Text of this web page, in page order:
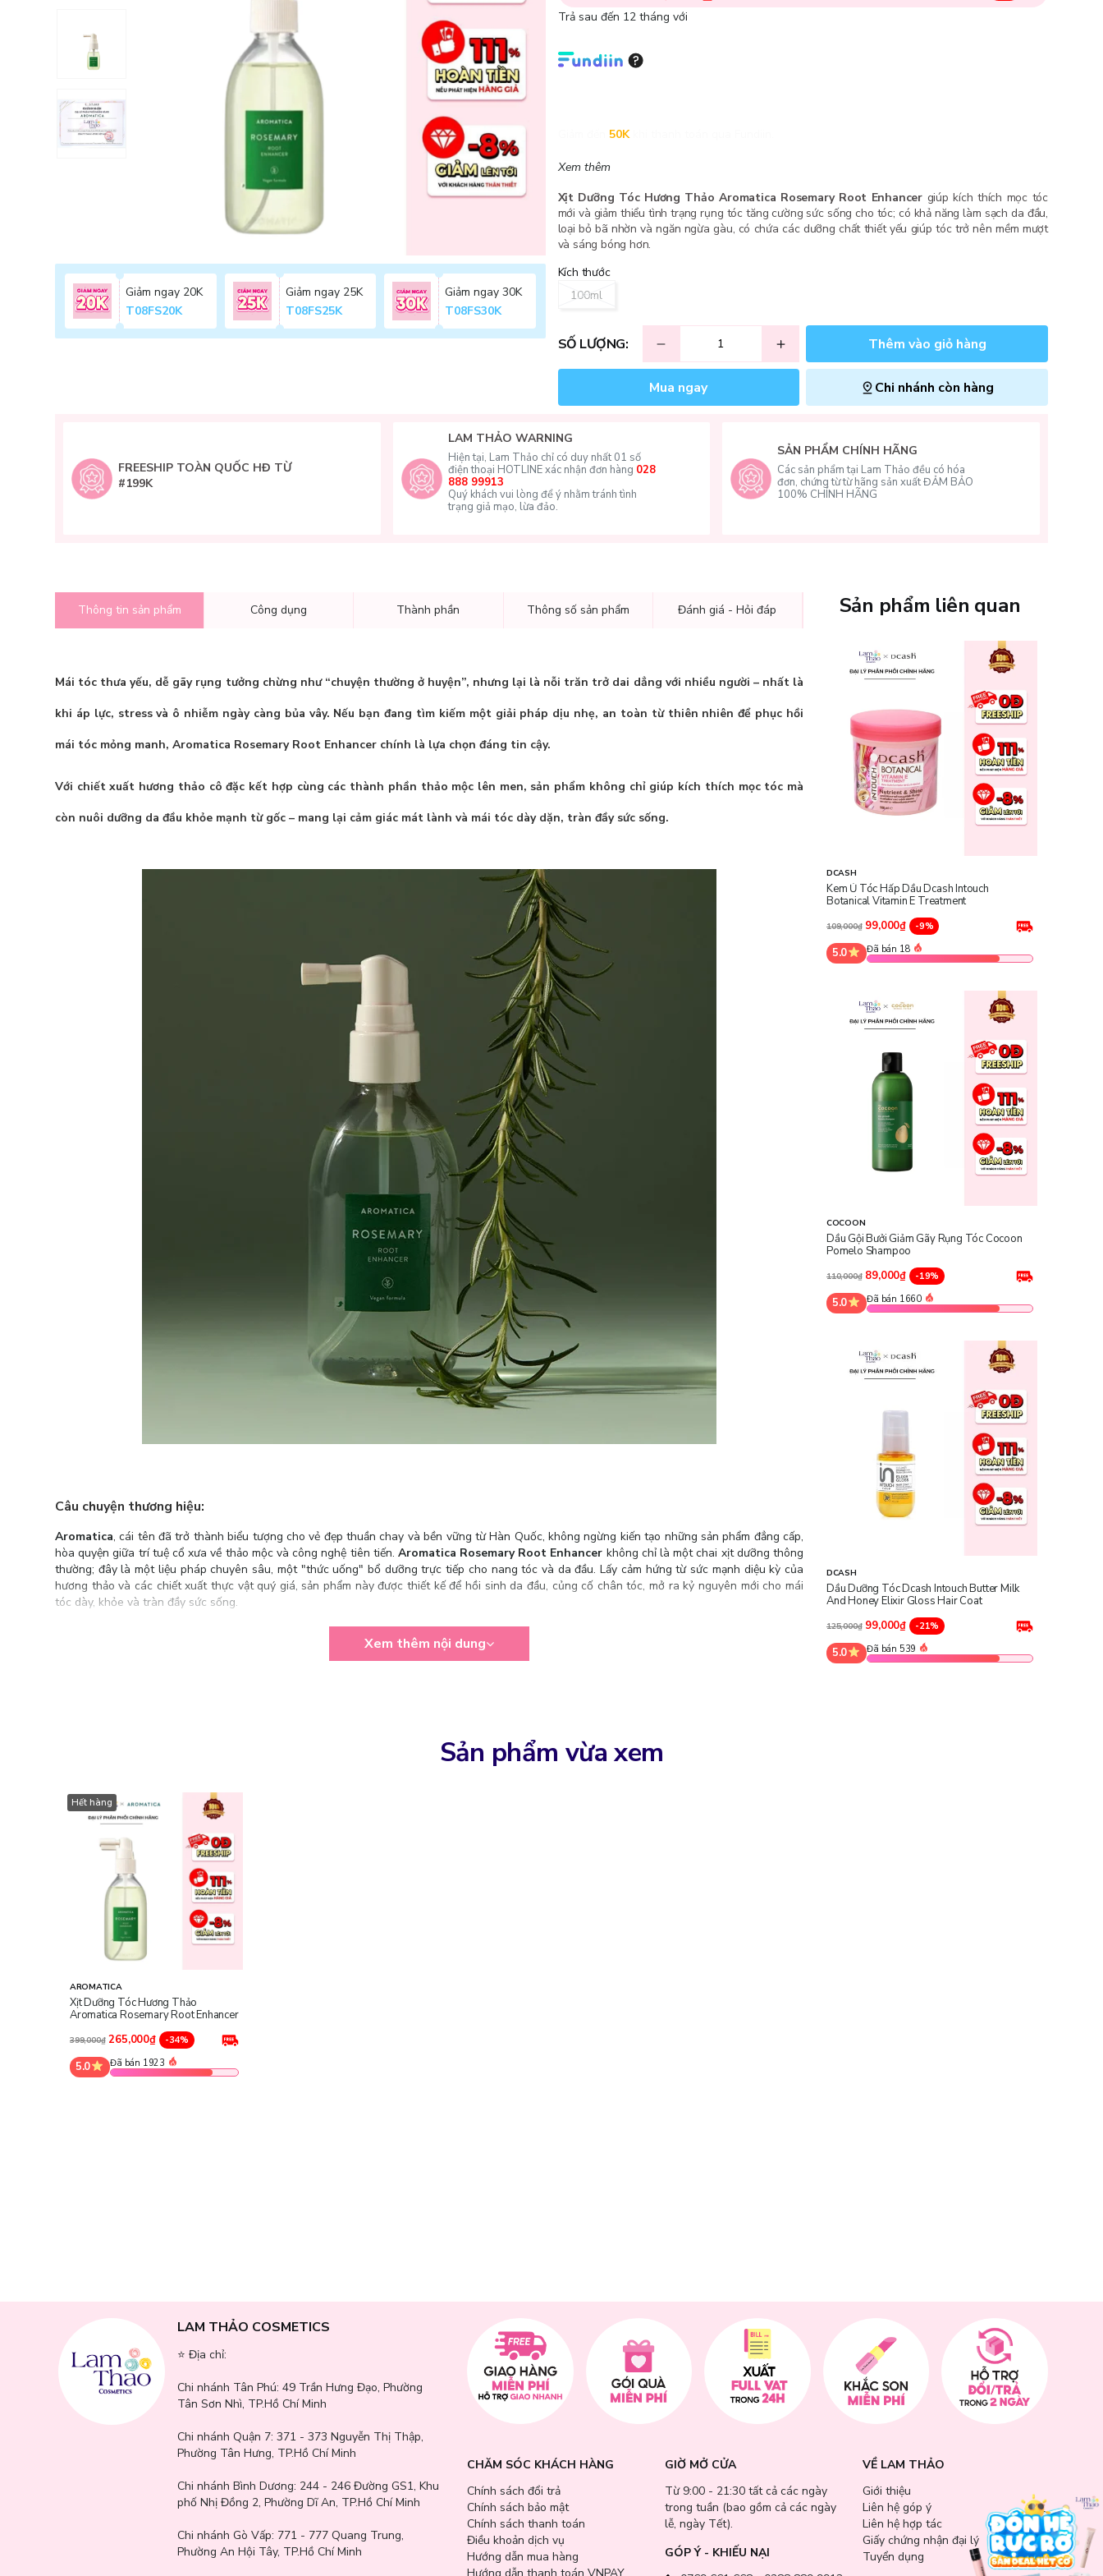
Giảm ngay 20K
T08FS20K
Giảm ngay 25K
T08FS25K
Giảm ngay 30K
T08FS30K
Trả sau đến 12 tháng với
50K
Xem thêm
Xịt Dưỡng Tóc Hương Thảo Aromatica Rosemary Root Enhancer giúp kích thích mọc tóc
mới và giảm thiểu tình trạng rụng tóc tăng cường sức sống cho tóc; có khả năng làm sạch da đầu,
loại bỏ bã nhờn và ngăn ngừa gàu, có chứa các dưỡng chất thiết yếu giúp tóc trở nên mềm mượt
và sáng bóng hơn.
Kích thước
100ml
SỐ LƯỢNG: Thêm vào giỏ hàng
Mua ngay Chi nhánh còn hàng
FREESHIP TOÀN QUỐC HĐ TỪ
#199K
LAM THẢO WARNING
Hiện tại, Lam Thảo chỉ có duy nhất 01 số
điện thoại HOTLINE xác nhận đơn hàng 028
888 99913
Quý khách vui lòng để ý nhằm tránh tình
trạng giả mạo, lừa đảo.
SẢN PHẨM CHÍNH HÃNG
Các sản phẩm tại Lam Thảo đều có hóa
đơn, chứng từ từ hãng sản xuất ĐẢM BẢO
100% CHÍNH HÃNG
Thông tin sản phẩm Công dụng Thành phần Thông số sản phẩm Đánh giá - Hỏi đáp
Mái tóc thưa yếu, dễ gãy rụng tưởng chừng như “chuyện thường ở huyện”, nhưng lại là nỗi trăn trở dai dẳng với nhiều người – nhất là
khi áp lực, stress và ô nhiễm ngày càng bủa vây. Nếu bạn đang tìm kiếm một giải pháp dịu nhẹ, an toàn từ thiên nhiên để phục hồi
mái tóc mỏng manh, Aromatica Rosemary Root Enhancer chính là lựa chọn đáng tin cậy.
Với chiết xuất hương thảo cô đặc kết hợp cùng các thành phần thảo mộc lên men, sản phẩm không chỉ giúp kích thích mọc tóc mà
còn nuôi dưỡng da đầu khỏe mạnh từ gốc – mang lại cảm giác mát lành và mái tóc dày dặn, tràn đầy sức sống.
Câu chuyện thương hiệu:
Aromatica, cái tên đã trở thành biểu tượng cho vẻ đẹp thuần chay và bền vững từ Hàn Quốc, không ngừng kiến tạo những sản phẩm đẳng cấp,
hòa quyện giữa trí tuệ cổ xưa về thảo mộc và công nghệ tiên tiến. Aromatica Rosemary Root Enhancer không chỉ là một chai xịt dưỡng thông
thường; đây là một liệu pháp chuyên sâu, một "thức uống" bổ dưỡng trực tiếp cho nang tóc và da đầu. Lấy cảm hứng từ sức mạnh diệu kỳ của
hương thảo và các chiết xuất thực vật quý giá, sản phẩm này được thiết kế để hồi sinh da đầu, củng cố chân tóc, mở ra kỷ nguyên mới cho mái
tóc dày, khỏe và tràn đầy sức sống.
Xịt Dưỡng Tóc Hương Thảo Aromatica Rosemary Root Enhancervới công thức không chứa sulfate, không silicone, không paraben – hoàn
toàn lành tính cho da đầu nhạy cảm. Sản phẩm giúp bổ sung dưỡng chất thiết yếu cho nang tóc, hỗ trợ kích thích mọc tóc mới, đồng thời nuôi
dưỡng sợi tóc mềm mượt, óng ả và chắc khỏe hơn sau mỗi lần sử dụng.
Hướng dẫn sử dụng:
Lắc đều sản phẩm
trước khi sử dụng.
Xịt trực tiếp lên da đầuđã được làm sạch (sau khi gội đầu hoặc bất cứ khi nào bạn muốn, có thể dùng trên tóc khô hoặc tóc ẩm).
Massage nhẹ nhàng
bằng đầu ngón tay hoặc lược massage da đầu chuyên dụng để sản phẩm thẩm thấu sâu.
Không cần xả lại với nước.
, 1-2 lần/ngày để đạt hiệu quả tốt nhất. Kết hợp với Dầu Gội và Tẩy Da Chết Da Đầu Hương Thảo Aromatica để có chu trình
Xem thêm nội dung
Sản phẩm liên quan
DCASH
Kem Ủ Tóc Hấp Dầu Dcash Intouch
Botanical Vitamin E Treatment
109,000₫ 99,000₫ -9%
5.0 Đã bán 18
COCOON
Dầu Gội Bưởi Giảm Gãy Rụng Tóc Cocoon
Pomelo Shampoo
110,000₫ 89,000₫ -19%
5.0 Đã bán 1660
DCASH
Dầu Dưỡng Tóc Dcash Intouch Butter Milk
And Honey Elixir Gloss Hair Coat
125,000₫ 99,000₫ -21%
5.0 Đã bán 539
Sản phẩm vừa xem
Hết hàng
AROMATICA
Xịt Dưỡng Tóc Hương Thảo
Aromatica Rosemary Root Enhancer
399,000₫ 265,000₫ -34%
5.0 Đã bán 1923
LAM THẢO COSMETICS
⭐️ Địa chỉ:
Chi nhánh Tân Phú: 49 Trần Hưng Đạo, Phường
Tân Sơn Nhì, TP.Hồ Chí Minh
Chi nhánh Quận 7: 371 - 373 Nguyễn Thị Thập,
Phường Tân Hưng, TP.Hồ Chí Minh
Chi nhánh Bình Dương: 244 - 246 Đường GS1, Khu
phố Nhị Đồng 2, Phường Dĩ An, TP.Hồ Chí Minh
Chi nhánh Gò Vấp: 771 - 777 Quang Trung,
Phường An Hội Tây, TP.Hồ Chí Minh
CHĂM SÓC KHÁCH HÀNG
Chính sách đổi trả
Chính sách bảo mật
Chính sách thanh toán
Điều khoản dịch vụ
Hướng dẫn mua hàng
GIỜ MỞ CỬA
Từ 9:00 - 21:30 tất cả các ngày
trong tuần (bao gồm cả các ngày
lễ, ngày Tết).
GÓP Ý - KHIẾU NẠI
VỀ LAM THẢO
Giới thiệu
Liên hệ góp ý
Liên hệ hợp tác
Giấy chứng nhận đại lý
Tuyển dụng